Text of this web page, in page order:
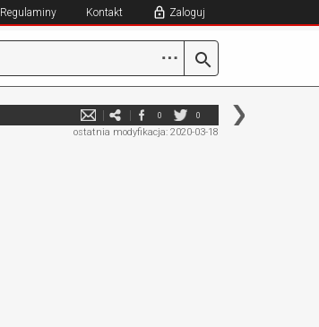
Regulaminy Kontakt Zaloguj
⋯
0 0
ostatnia modyfikacja: 2020-03-18